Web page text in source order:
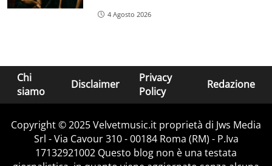
4 Agosto 2026
Chi
siamo
Disclaimer
Privacy
Policy
Redazione
Copyright © 2025 Velvetmusic.it proprietà di Jws Media
Srl - Via Cavour 310 - 00184 Roma (RM) - P.Iva
17132921002 Questo blog non è una testata